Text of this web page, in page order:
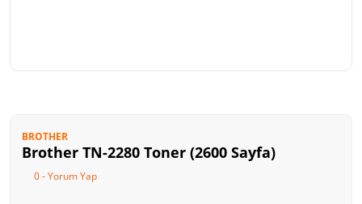
BROTHER
Brother TN-2280 Toner (2600 Sayfa)
0 - Yorum Yap